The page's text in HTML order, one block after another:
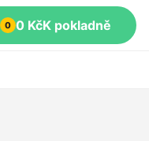
0 0 KčK pokladně